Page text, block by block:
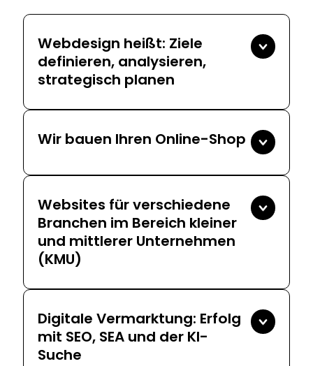
Webdesign heißt: Ziele
definieren, analysieren,
strategisch planen
Wir bauen Ihren Online-Shop
Websites für verschiedene
Branchen im Bereich kleiner
und mittlerer Unternehmen
(KMU)
Digitale Vermarktung: Erfolg
mit SEO, SEA und der KI-
Suche